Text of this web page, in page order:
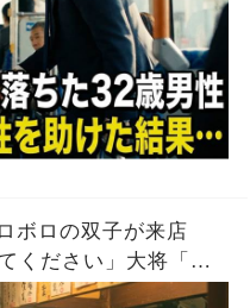
ボロの双子が来店
ください」大将「大
双子「お久しぶりで